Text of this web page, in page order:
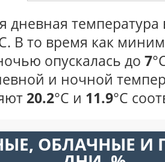
дневная
В то время как
опускалась до 7
и ночной
20.2°С и 11.9°С
ОБЛАЧНЫЕ И